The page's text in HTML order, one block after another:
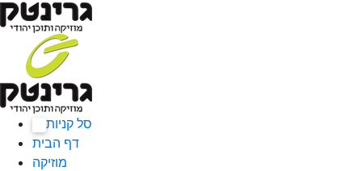
סל קניות
דף הבית
מוזיקה